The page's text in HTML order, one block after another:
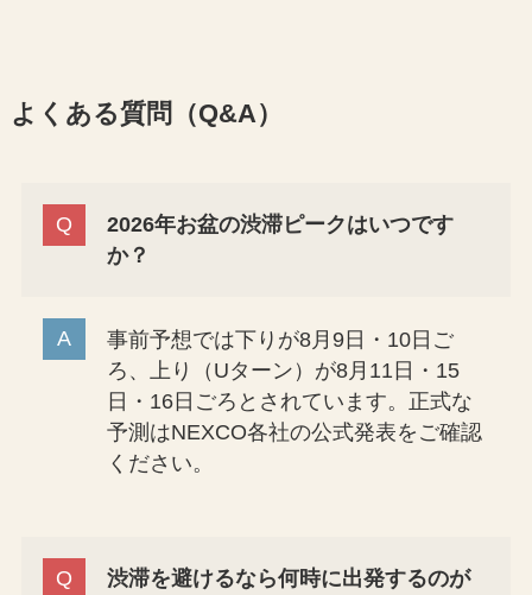
よくある質問（Q&A）
2026年お盆の渋滞ピークはいつです
か？
事前予想では下りが8月9日・10日ご
ろ、上り（Uターン）が8月11日・15
日・16日ごろとされています。正式な
予測はNEXCO各社の公式発表をご確認
ください。
渋滞を避けるなら何時に出発するのが